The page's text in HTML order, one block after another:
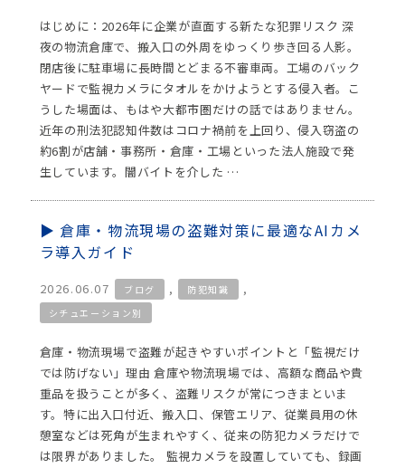
はじめに：2026年に企業が直面する新たな犯罪リスク 深
夜の物流倉庫で、搬入口の外周をゆっくり歩き回る人影。
閉店後に駐車場に長時間とどまる不審車両。工場のバック
ヤードで監視カメラにタオルをかけようとする侵入者。こ
うした場面は、もはや大都市圏だけの話ではありません。
近年の刑法犯認知件数はコロナ禍前を上回り、侵入窃盗の
約6割が店舗・事務所・倉庫・工場といった法人施設で発
生しています。闇バイトを介した …
倉庫・物流現場の盗難対策に最適なAIカメ
ラ導入ガイド
2026.06.07 ブログ , 防犯知識 ,
シチュエーション別
倉庫・物流現場で盗難が起きやすいポイントと「監視だけ
では防げない」理由 倉庫や物流現場では、高額な商品や貴
重品を扱うことが多く、盗難リスクが常につきまといま
す。特に出入口付近、搬入口、保管エリア、従業員用の休
憩室などは死角が生まれやすく、従来の防犯カメラだけで
は限界がありました。 監視カメラを設置していても、録画